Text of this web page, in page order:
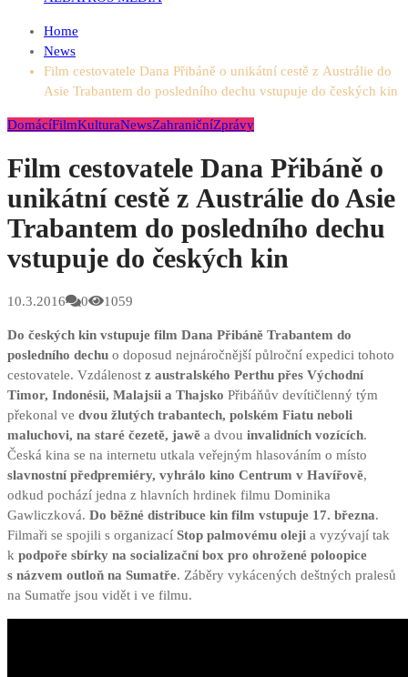
Home
News
Film cestovatele Dana Přibáně o unikátní cestě z Austrálie do
Asie Trabantem do posledního dechu vstupuje do českých kin
DomácíFilmKulturaNewsZahraničníZprávy
Film cestovatele Dana Přibáně o
unikátní cestě z Austrálie do Asie
Trabantem do posledního dechu
vstupuje do českých kin
10.3.2016 0 1059
Do českých kin vstupuje film Dana Přibáně Trabantem do
posledního dechu o doposud nejnáročnější půlroční expedici tohoto
cestovatele. Vzdálenost z australského Perthu přes Východní
Timor, Indonésii, Malajsii a Thajsko Přibáňův devítičlenný tým
překonal ve dvou žlutých trabantech, polském Fiatu neboli
maluchovi, na staré čezetě, jawě a dvou invalidních vozících.
Česká kina se na internetu utkala veřejným hlasováním o místo
slavnostní předpremiéry, vyhrálo kino Centrum v Havířově,
odkud pochází jedna z hlavních hrdinek filmu Dominika
Gawliczková. Do běžné distribuce kin film vstupuje 17. března.
Filmaři se spojili s organizací Stop palmovému oleji a vyzývají tak
k podpoře sbírky na socializační box pro ohrožené poloopice
s názvem outloň na Sumatře. Záběry vykácených deštných pralesů
na Sumatře jsou vidět i ve filmu.